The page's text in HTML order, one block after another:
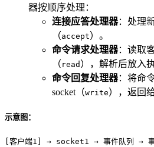
器按顺序处理：
连接应答处理器：处理
（accept）。
命令请求处理器：读取
（ read ），解析后放入
命令回复处理器：将命
socket（write），返回
示意图：
[客户端1] → socket1 → 事件队列 →